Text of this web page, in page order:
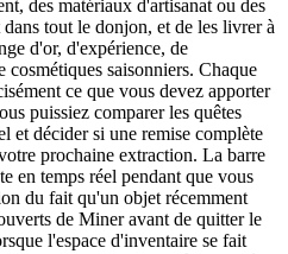
des matériaux d'artisanat ou des
tout le donjon, et de les livrer à
d'or, d'expérience, de
cosmétiques saisonniers. Chaque
ce que vous devez apporter
puissiez comparer les quêtes
et décider si une remise complète
prochaine extraction. La barre
en temps réel pendant que vous
du fait qu'un objet récemment
de Miner avant de quitter le
l'espace d'inventaire se fait